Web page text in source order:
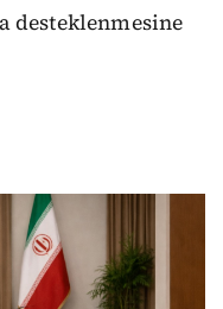
desteklenmesine